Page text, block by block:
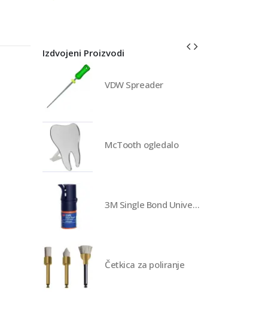
Izdvojeni Proizvodi
VDW Spreader
McTooth ogledalo
3M Single Bond Universal
Četkica za poliranje